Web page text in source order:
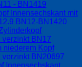
- BN1419
Innensechskant mit
BN12-BN1420
verzinkt BN17
niederem Kopf
verzinkt BN20697
Innensechskant